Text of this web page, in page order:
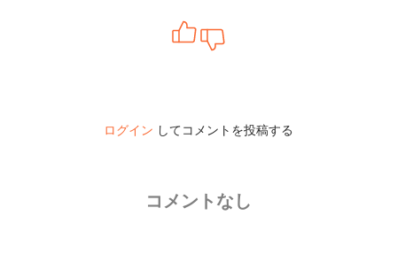
ログイン してコメントを投稿する
コメントなし